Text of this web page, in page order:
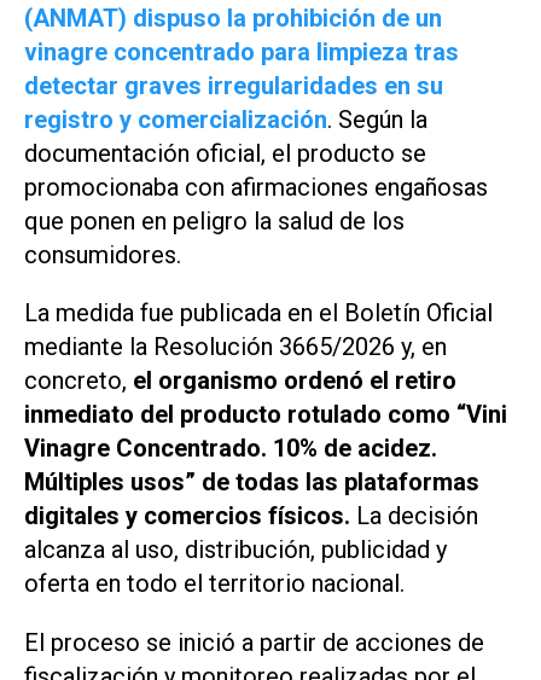
(ANMAT) dispuso la prohibición de un
vinagre concentrado para limpieza tras
detectar graves irregularidades en su
registro y comercialización. Según la
documentación oficial, el producto se
promocionaba con afirmaciones engañosas
que ponen en peligro la salud de los
consumidores.
La medida fue publicada en el Boletín Oficial
mediante la Resolución 3665/2026 y, en
concreto, el organismo ordenó el retiro
inmediato del producto rotulado como “Vini
Vinagre Concentrado. 10% de acidez.
Múltiples usos” de todas las plataformas
digitales y comercios físicos. La decisión
alcanza al uso, distribución, publicidad y
oferta en todo el territorio nacional.
El proceso se inició a partir de acciones de